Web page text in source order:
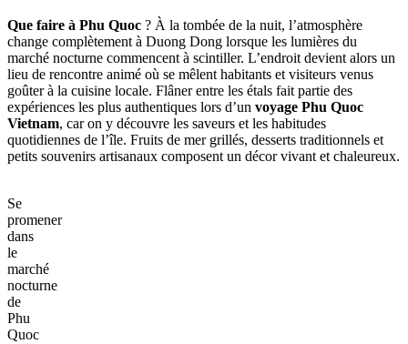
Que faire à Phu Quoc ? À la tombée de la nuit, l’atmosphère
change complètement à Duong Dong lorsque les lumières du
marché nocturne commencent à scintiller. L’endroit devient alors un
lieu de rencontre animé où se mêlent habitants et visiteurs venus
goûter à la cuisine locale. Flâner entre les étals fait partie des
expériences les plus authentiques lors d’un voyage Phu Quoc
Vietnam, car on y découvre les saveurs et les habitudes
quotidiennes de l’île. Fruits de mer grillés, desserts traditionnels et
petits souvenirs artisanaux composent un décor vivant et chaleureux.
Se
promener
dans
le
marché
nocturne
de
Phu
Quoc